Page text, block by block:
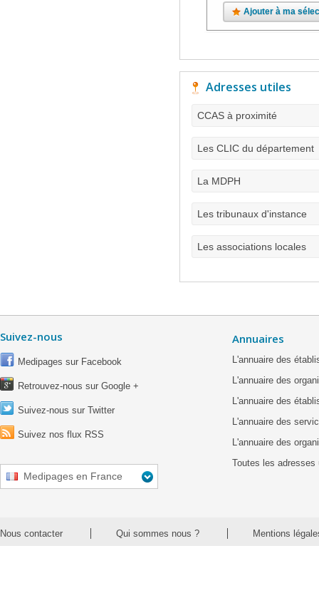
Ajouter à ma
Adresses utiles
CCAS à proximité
Les CLIC du département
La MDPH
Les tribunaux d'instance
Les associations locales
Suivez-nous
Medipages sur Facebook
Retrouvez-nous sur Google +
Suivez-nous sur Twitter
Suivez nos flux RSS
Medipages en France
Annuaires
L'annuaire des
L'annuaire des
L'annuaire des
L'annuaire des
L'annuaire des
Toutes les adresses
Nous contacter Qui sommes nous ? Mentions